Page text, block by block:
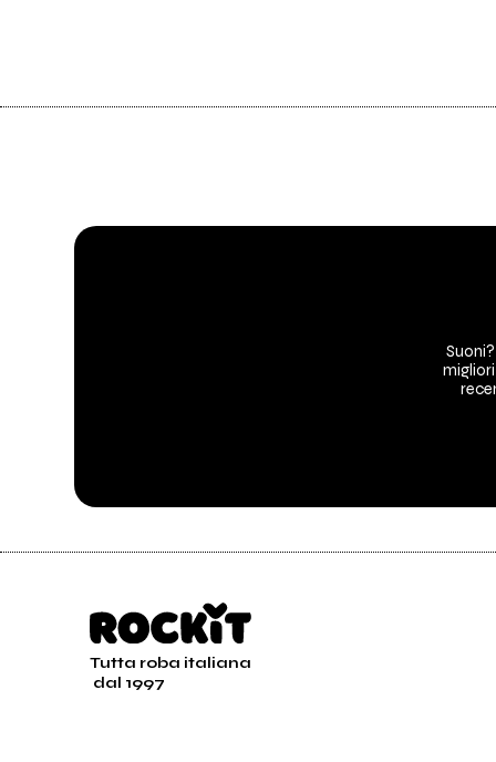
Tutta roba italiana
dal 1997